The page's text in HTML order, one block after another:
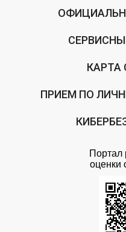
КАРТА
ПРИЕМ ПО
Портал
оценки